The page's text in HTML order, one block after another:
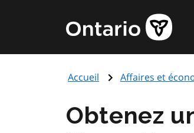
principal
Page
d'accueil
de
Accueil Affaires et
Obtenez